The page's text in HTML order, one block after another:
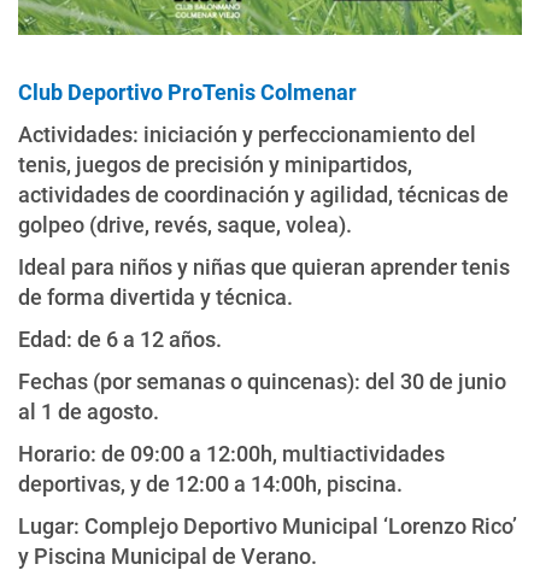
Club Deportivo ProTenis Colmenar
Actividades: iniciación y perfeccionamiento del
tenis, juegos de precisión y minipartidos,
actividades de coordinación y agilidad, técnicas de
golpeo (drive, revés, saque, volea).
Ideal para niños y niñas que quieran aprender tenis
de forma divertida y técnica.
Edad: de 6 a 12 años.
Fechas (por semanas o quincenas): del 30 de junio
al 1 de agosto.
Horario: de 09:00 a 12:00h, multiactividades
deportivas, y de 12:00 a 14:00h, piscina.
Lugar: Complejo Deportivo Municipal ‘Lorenzo Rico’
y Piscina Municipal de Verano.